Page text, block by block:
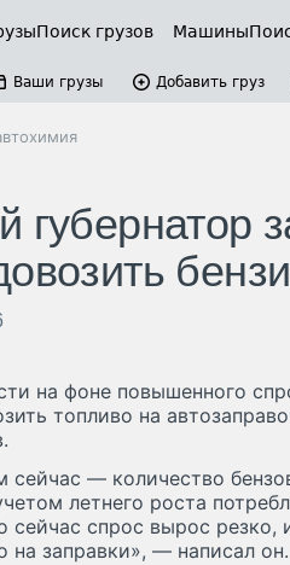
Поиск грузов Машины
Ваши грузы Добавить груз
губернатор
на фоне повышенного
топливо на
сейчас — количество
летнего роста
сейчас спрос вырос
на заправки», — написал он.